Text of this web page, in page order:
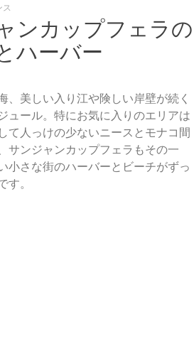
ンカップフェラの
ハーバー
、美しい入り江や険しい岸壁が続く
ュール。特にお気に入りのエリアは
て人っけの少ないニースとモナコ間
サンジャンカップフェラもその一
小さな街のハーバーとビーチがずっ
す。